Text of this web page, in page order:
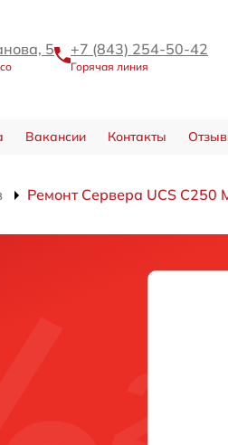
5 +7 (843) 254-50-42
Горячая линия
Вакансии Контакты
Ремонт Сервера UCS C250